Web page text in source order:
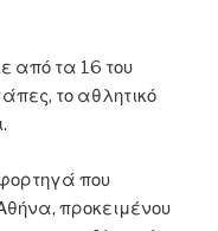
από τα 16 του
το αθλητικό
που
προκειμένου